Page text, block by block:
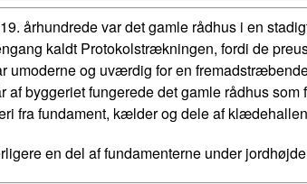
århundrede var det gamle rådhus i en
kaldt Protokolstrækningen, fordi de
umoderne og uværdig for en
af byggeriet fungerede det gamle rådhus
fra fundament, kælder og dele af
en del af fundamenterne under